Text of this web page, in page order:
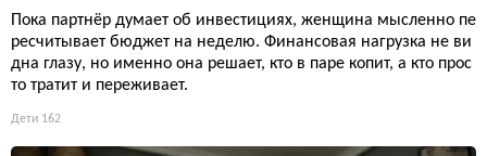
Пока партнёр думает об инвестициях, женщина мысленно пе
ресчитывает бюджет на неделю. Финансовая нагрузка не ви
дна глазу, но именно она решает, кто в паре копит, а кто прос
то тратит и переживает.
Дети 162